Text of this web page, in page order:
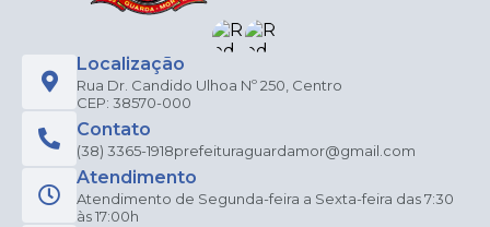
Localização
Rua Dr. Candido Ulhoa Nº 250, Centro
CEP: 38570-000
Contato
(38) 3365-1918prefeituraguardamor@gmail.com
Atendimento
Atendimento de Segunda-feira a Sexta-feira das 7:30
às 17:00h